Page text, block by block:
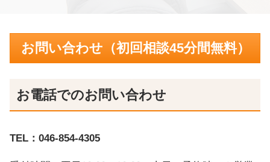
お問い合わせ（初回相談45分間無料）
お電話でのお問い合わせ
TEL： 046-854-4305